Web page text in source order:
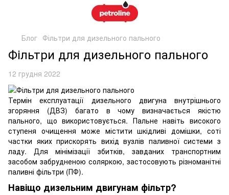
Блог Фільтри для дизельного пального
Фільтри для дизельного пального
12 грудня 2022
Термін експлуатації дизельного двигуна внутрішнього
згоряння (ДВЗ) багато в чому визначається якістю
пального, що використовується. Пальне навіть високого
ступеня очищення може містити шкідливі домішки, соті
частки яких прискорять вихід вузлів паливної системи з
ладу. Для мінімізації збитків, завданих транспортним
засобом забрудненою соляркою, застосовують різноманітні
паливні фільтри (ПФ).
Навіщо дизельним двигунам фільтр?